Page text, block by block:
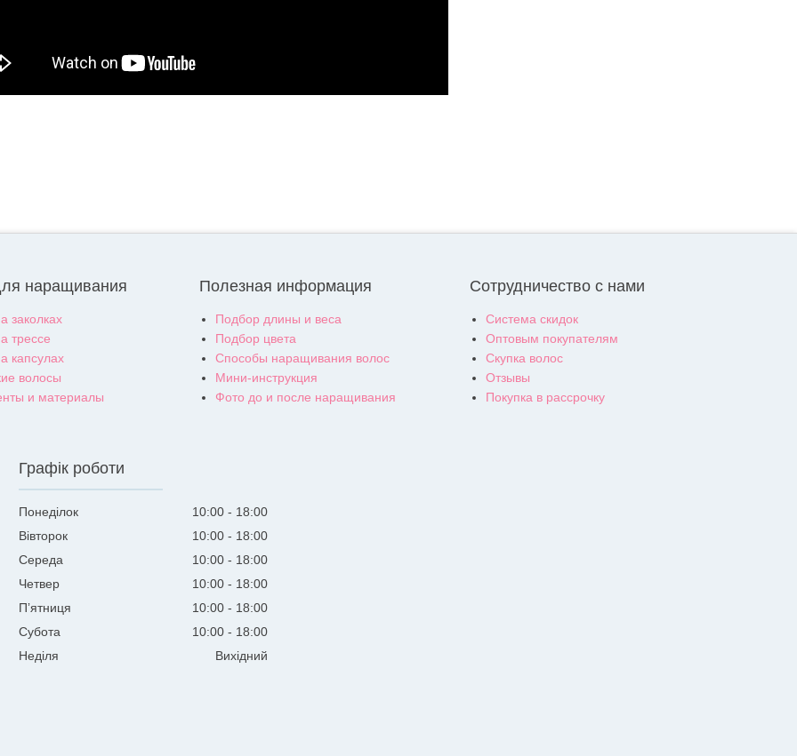
наращивания
заколках
трессе
капсулах
волосы
и материалы
Полезная информация
Подбор длины и веса
Подбор цвета
Способы наращивания волос
Мини-инструкция
Фото до и после наращивания
Сотрудничество с нами
Система скидок
Оптовым покупателям
Скупка волос
Отзывы
Покупка в рассрочку
Графік роботи
Понеділок 10:00
18:00
Вівторок
10:00
18:00
Середа
10:00
18:00
Четвер
10:00
18:00
Пʼятниця
10:00
18:00
Субота
10:00
18:00
Неділя
Вихідний